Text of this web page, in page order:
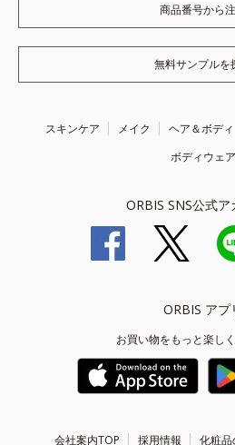
商品番号から
無料サンプルを
スキンケア メイク ヘア＆ボディ
ボディウェア
ORBIS SNS公式ア
ORBIS アプ
お買い物をもっと楽し
会社案内TOP 採用情報 化粧